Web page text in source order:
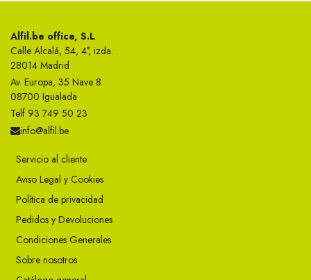
Alfil.be office, S.L
Calle Alcalá, 54, 4°, izda.
28014 Madrid
Av. Europa, 35 Nave 8
08700 Igualada
Telf 93 749 50 23
info@alfil.be
Servicio al cliente
Aviso Legal y Cookies
Política de privacidad
Pedidos y Devoluciones
Condiciones Generales
Sobre nosotros